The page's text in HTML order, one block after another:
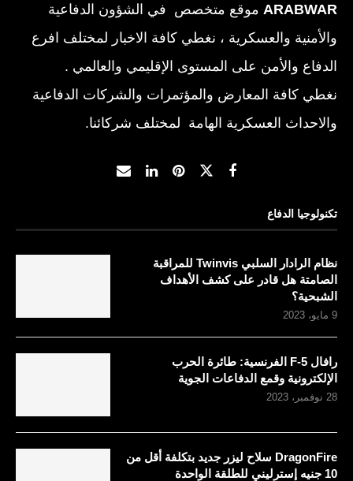
ARABWAR موقع متخصص في الشؤون الدفاعية
والأمنية والعسكرية ، نغطي كافة الاخبار لمختلف افرع
الدفاع والأمن على المستوى الإقليمي والعالمي .
نغطي كافة المعارض والمؤتمرات والشركات الدفاعية
والاحداث العسكرية الهامة لمختلف شركائنا.
تكنولوجيا الدفاع
نظام الرادار السلبي Twinvis للمراقبة
الصامتة هل قادر على كشف الأهداف
الشبحية؟
9 مايو، 2023
رافال F-5 الفرنسية: طائرة الحرب
الإلكترونية وقمع الدفاعات الجوية
28 نوفمبر، 2023
DragonFire سلاح ليزر جديد بتكلفة أقل من
10 جنيه إسترليني للطلقة الواحدة